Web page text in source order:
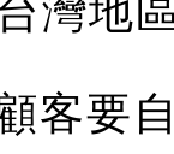
灣地
客要